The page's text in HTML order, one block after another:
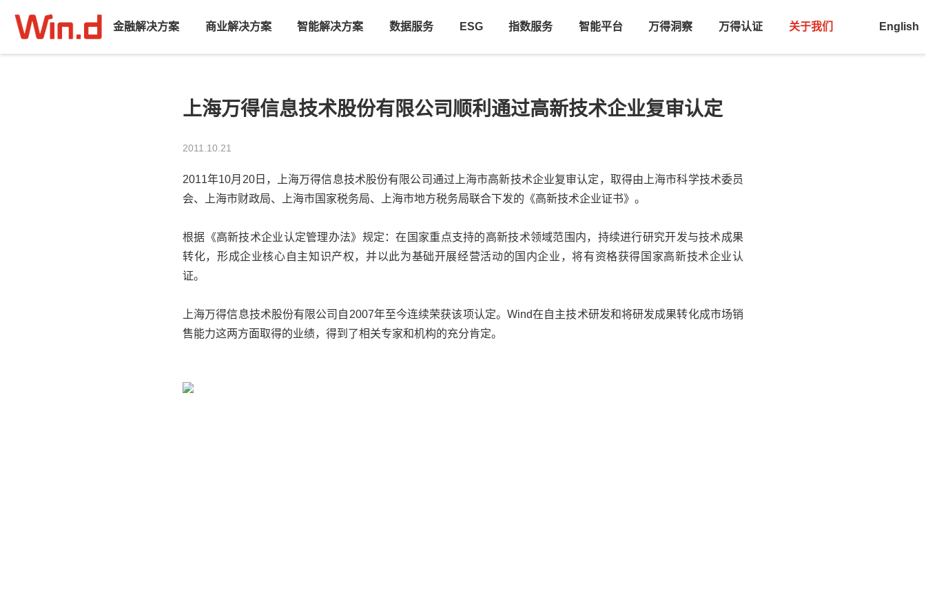
金融解决方案 商业解决方案 智能解决方案 数据服务 ESG 指数服务 智能平台 万得洞察 万得认证 关于我们 English
上海万得信息技术股份有限公司顺利通过高新技术企业复审认定
2011.10.21
2011年10月20日，上海万得信息技术股份有限公司通过上海市高新技术企业复审认定，取得由 上海市科学技术委员
会、 上海市财政局、 上海市国家税务局、上海市地方税务局联合下发的《高新技术企业证书》。
根据《高新技术企业认定管理办法》规定：在国家重点支持的高新技术领域范围内，持续进行研究开发与技术成果
转化，形成企业核心自主知识产权，并以此为基础开展经营活动的国内企业，将有资格获得国家高新技术企业认
证。
上海万得信息技术股份有限公司自2007年至今连续荣获该项认定。Wind在自主技术研发和将研发成果转化成市场销
售能力这两方面取得的业绩，得到了相关专家和机构的充分肯定。